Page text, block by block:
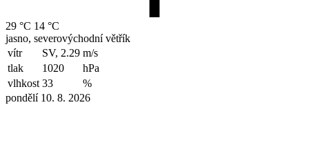
29 °C 14 °C
jasno, severovýchodní větřík
vítr
SV, 2.29 m/s
tlak
1020
hPa
vlhkost 33
%
pondělí 10. 8. 2026